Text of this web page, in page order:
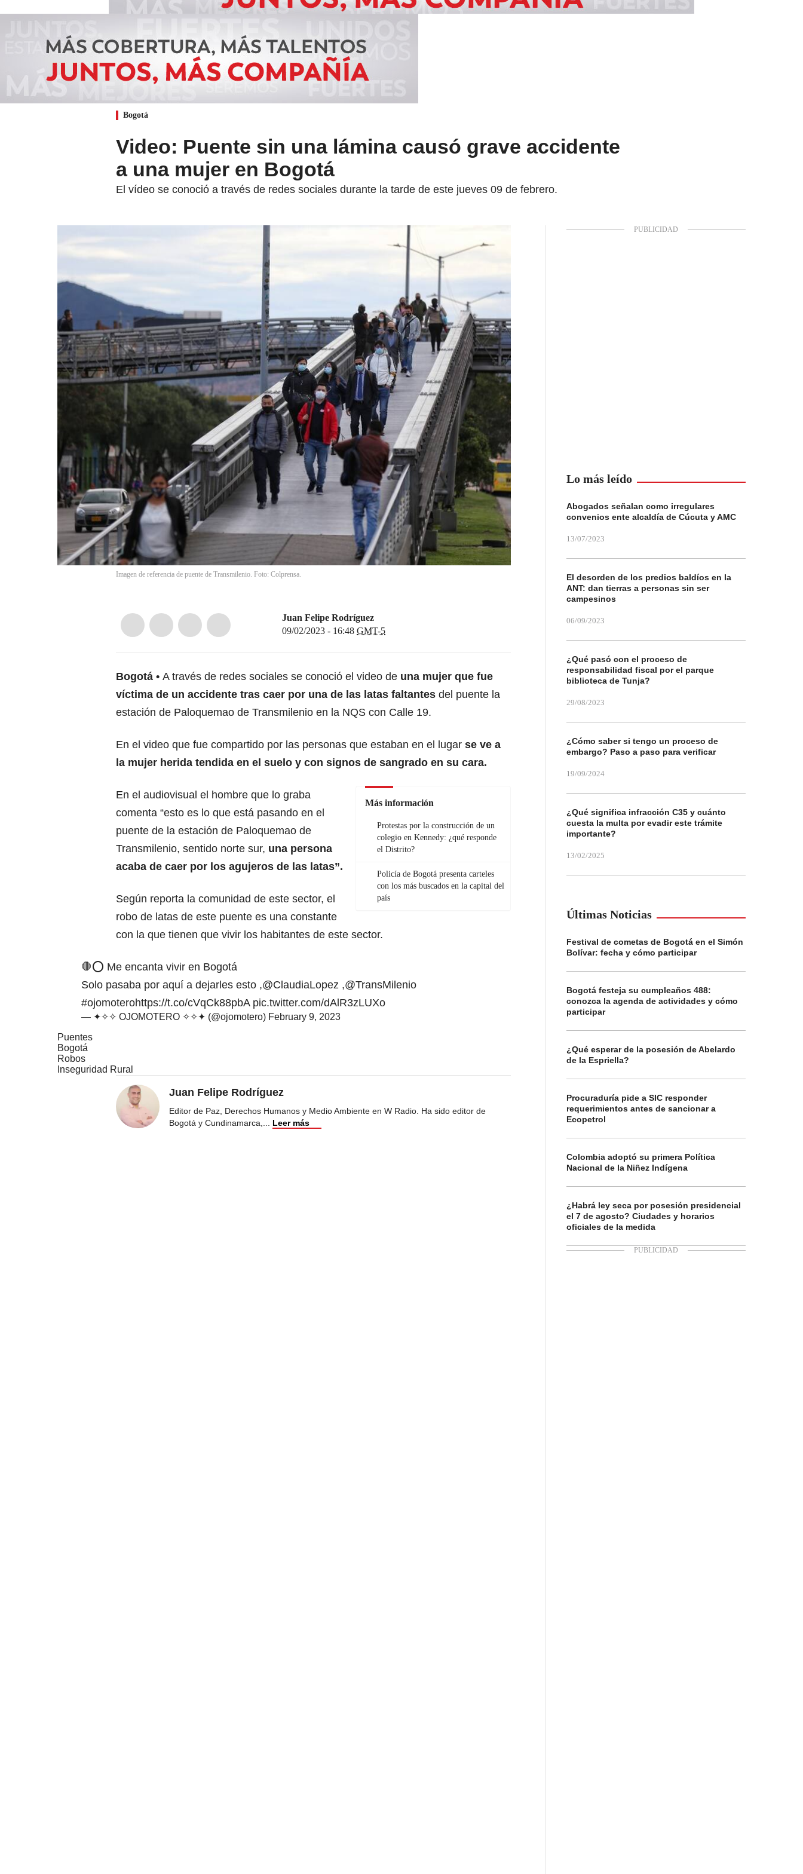
Bogotá
Video: Puente sin una lámina causó grave accidente
a una mujer en Bogotá
El vídeo se conoció a través de redes sociales durante la tarde de este jueves 09 de febrero.
Imagen de referencia de puente de Transmilenio. Foto: Colprensa.
Juan Felipe Rodríguez
09/02/2023 - 16:48 GMT-5
Bogotá A través de redes sociales se conoció el video de una mujer que fue
víctima de un accidente tras caer por una de las latas faltantes del puente la
estación de Paloquemao de Transmilenio en la NQS con Calle 19.
En el video que fue compartido por las personas que estaban en el lugar se ve a
la mujer herida tendida en el suelo y con signos de sangrado en su cara.
Más información
Protestas por la construcción de un
colegio en Kennedy: ¿qué responde
el Distrito?
Policía de Bogotá presenta carteles
con los más buscados en la capital del
país
En el audiovisual el hombre que lo graba
comenta “esto es lo que está pasando en el
puente de la estación de Paloquemao de
Transmilenio, sentido norte sur, una persona
acaba de caer por los agujeros de las latas”.
Según reporta la comunidad de este sector, el
robo de latas de este puente es una constante
con la que tienen que vivir los habitantes de este sector.
🛑⭕ Me encanta vivir en Bogotá
Solo pasaba por aquí a dejarles esto ,@ClaudiaLopez ,@TransMilenio
#ojomoterohttps://t.co/cVqCk88pbA pic.twitter.com/dAlR3zLUXo
— ✦✧✧ OJOMOTERO ✧✧✦ (@ojomotero) February 9, 2023
Puentes
Bogotá
Robos
Inseguridad Rural
Juan Felipe Rodríguez
Editor de Paz, Derechos Humanos y Medio Ambiente en W Radio. Ha sido editor de
Bogotá y Cundinamarca,... Leer más
Lo más leído
Abogados señalan como irregulares
convenios ente alcaldía de Cúcuta y AMC
13/07/2023
El desorden de los predios baldíos en la
ANT: dan tierras a personas sin ser
campesinos
06/09/2023
¿Qué pasó con el proceso de
responsabilidad fiscal por el parque
biblioteca de Tunja?
29/08/2023
¿Cómo saber si tengo un proceso de
embargo? Paso a paso para verificar
19/09/2024
¿Qué significa infracción C35 y cuánto
cuesta la multa por evadir este trámite
importante?
13/02/2025
Últimas Noticias
Festival de cometas de Bogotá en el Simón
Bolívar: fecha y cómo participar
Bogotá festeja su cumpleaños 488:
conozca la agenda de actividades y cómo
participar
¿Qué esperar de la posesión de Abelardo
de la Espriella?
Procuraduría pide a SIC responder
requerimientos antes de sancionar a
Ecopetrol
Colombia adoptó su primera Política
Nacional de la Niñez Indígena
¿Habrá ley seca por posesión presidencial
el 7 de agosto? Ciudades y horarios
oficiales de la medida